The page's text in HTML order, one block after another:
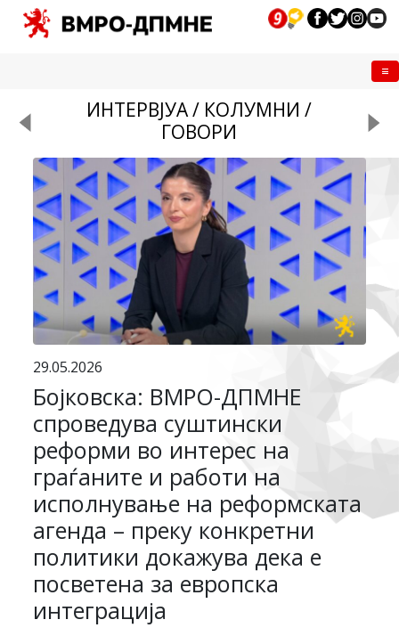
ИНТЕРВЈУА / КОЛУМНИ /
ГОВОРИ
29.05.2026
Бојковска: ВМРО-ДПМНЕ
спроведува суштински
реформи во интерес на
граѓаните и работи на
исполнување на реформската
агенда – преку конкретни
политики докажува дека е
посветена за европска
интеграција